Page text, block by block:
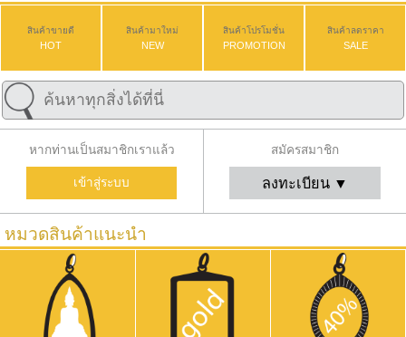
สินค้าขายดี
HOT
สินค้ามาใหม่
NEW
สินค้าโปรโมชั่น
PROMOTION
สินค้าลดราคา
SALE
หากท่านเป็นสมาชิกเราแล้ว
เข้าสู่ระบบ
สมัครสมาชิก
ลงทะเบียน ▼
หมวดสินค้าแนะนำ